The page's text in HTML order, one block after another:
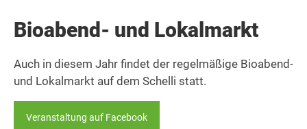
Bioabend- und Lokalmarkt
Auch in diesem Jahr findet der regelmäßige Bioabend-
und Lokalmarkt auf dem Schelli statt.
Veranstaltung auf Facebook